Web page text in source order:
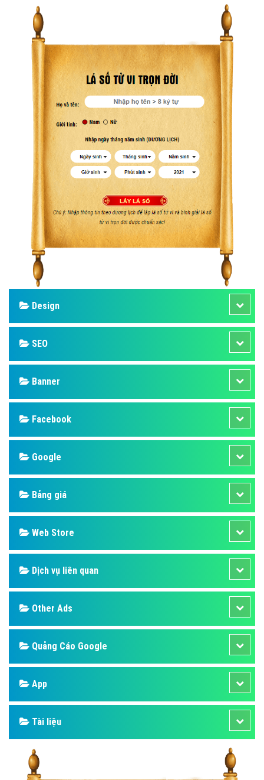
Design
SEO
Banner
Facebook
Google
Bảng giá
Web Store
Dịch vụ liên quan
Other Ads
Quảng Cáo Google
App
Tài liệu